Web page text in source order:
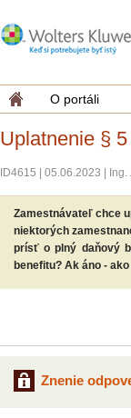
O portáli
Uplatnenie §
ID4615 05.06.2023
Zamestnávateľ chce
niektorých
prísť o plný daňový
benefitu? Ak áno -
Znenie